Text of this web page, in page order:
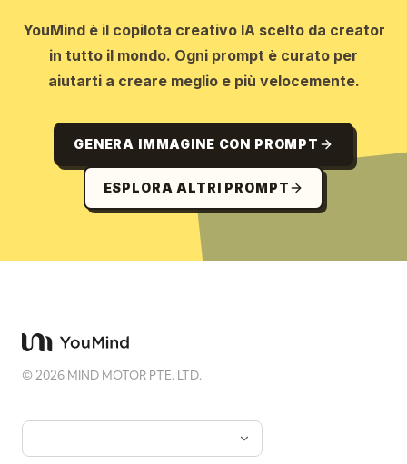
YouMind è il copilota creativo IA scelto da creator
in tutto il mondo. Ogni prompt è curato per
aiutarti a creare meglio e più velocemente.
GENERA IMMAGINE CON PROMPT
ESPLORA ALTRI PROMPT
©2026 MIND MOTOR PTE. LTD.